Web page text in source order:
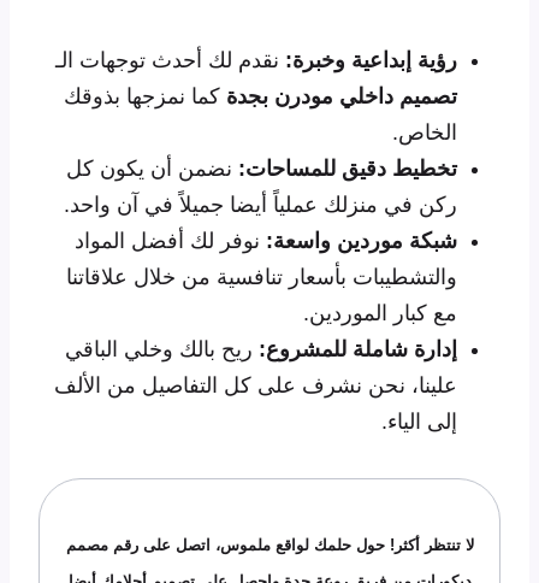
رؤية إبداعية وخبرة: نقدم لك أحدث توجهات الـ
تصميم داخلي مودرن بجدة كما نمزجها بذوقك
الخاص.
تخطيط دقيق للمساحات: نضمن أن يكون كل
ركن في منزلك عملياً أيضا جميلاً في آن واحد.
شبكة موردين واسعة: نوفر لك أفضل المواد
والتشطيبات بأسعار تنافسية من خلال علاقاتنا
مع كبار الموردين.
إدارة شاملة للمشروع: ريح بالك وخلي الباقي
علينا، نحن نشرف على كل التفاصيل من الألف
إلى الياء.
لا تنتظر أكثر! حول حلمك لواقع ملموس، اتصل على رقم مصمم